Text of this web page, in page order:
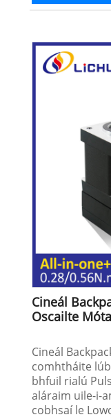
Cineál
Oscailte
Cineál
comhtháite
bhfuil rialú
aláraim uile-i-
cobhsaí le